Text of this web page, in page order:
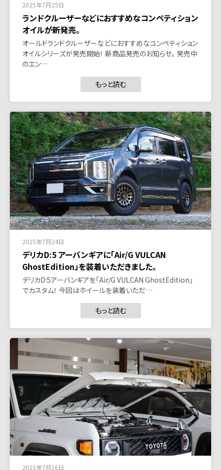
2025年7月25日
ランドクルーザーなどにおすすめなコンペティション
オイルが新発売。
オールドランドクルーザーなどにおすすめなコンペティション
オイルシリーズが発売開始！ 新商品発売のお知らせ。 発売中
のエン…
もっと読む
2025年7月24日
デリカD:5 アーバンギアに「Air/G VULCAN
GhostEdition」を装着いただきました。
デリカD:5アーバンギアを「Air/G VULCAN GhostEdition」
でカスタム！ 今回はホイールを装着いただ…
もっと読む
2025年7月16日